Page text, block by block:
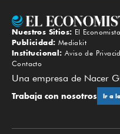
Nuestros Sitios: El Economista
Publicidad: Mediakit
Institucional: Aviso de
Contacto
Una empresa de Nacer
Trabaja con nosotros Ir a